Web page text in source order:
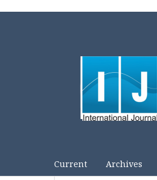
Current Archives